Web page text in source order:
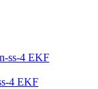
4 EKF